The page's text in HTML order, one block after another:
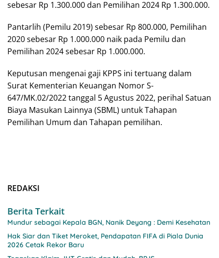
sebesar Rp 1.300.000 dan Pemilihan 2024 Rp 1.300.000.
Pantarlih (Pemilu 2019) sebesar Rp 800.000, Pemilihan
2020 sebesar Rp 1.000.000 naik pada Pemilu dan
Pemilihan 2024 sebesar Rp 1.000.000.
Keputusan mengenai gaji KPPS ini tertuang dalam
Surat Kementerian Keuangan Nomor S-
647/MK.02/2022 tanggal 5 Agustus 2022, perihal Satuan
Biaya Masukan Lainnya (SBML) untuk Tahapan
Pemilihan Umum dan Tahapan pemilihan.
REDAKSI
Berita Terkait
Mundur sebagai Kepala BGN, Nanik Deyang : Demi Kesehatan
Hak Siar dan Tiket Meroket, Pendapatan FIFA di Piala Dunia
2026 Cetak Rekor Baru